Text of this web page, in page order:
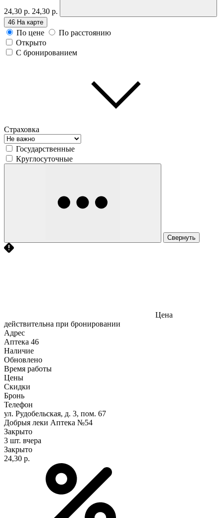
24,30 р. 24,30 р.
46 На карте
По цене
По расстоянию
Открыто
С бронированием
Страховка
Государственные
Круглосуточные
Свернуть
Цена
действительна при бронировании
Адрес
Аптека 46
Наличие
Обновлено
Время работы
Цены
Скидки
Бронь
Телефон
ул. Рудобельская, д. 3, пом. 67
Добрыя леки Аптека №54
Закрыто
3 шт. вчера
Закрыто
24,30 р.